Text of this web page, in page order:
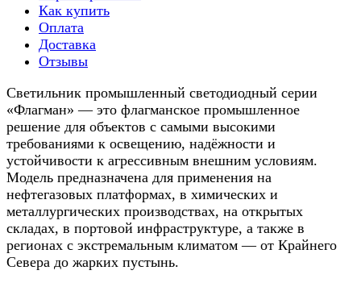
Как купить
Оплата
Доставка
Отзывы
Светильник промышленный светодиодный серии
«Флагман» — это флагманское промышленное
решение для объектов с самыми высокими
требованиями к освещению, надёжности и
устойчивости к агрессивным внешним условиям.
Модель предназначена для применения на
нефтегазовых платформах, в химических и
металлургических производствах, на открытых
складах, в портовой инфраструктуре, а также в
регионах с экстремальным климатом — от Крайнего
Севера до жарких пустынь.